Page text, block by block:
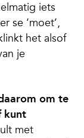
iets
se ‘moet’,
het alsof
je
om te
kunt
met